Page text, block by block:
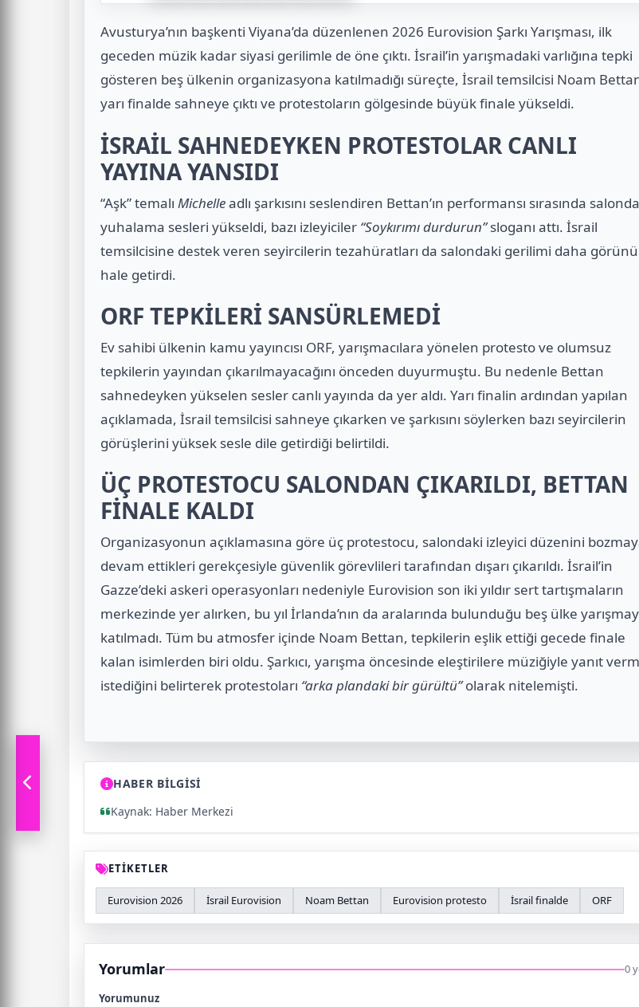
Avusturya’nın başkenti Viyana’da düzenlenen 2026 Eurovision Şarkı Yarışması, ilk
geceden müzik kadar siyasi gerilimle de öne çıktı. İsrail’in yarışmadaki varlığına tepki
gösteren beş ülkenin organizasyona katılmadığı süreçte, İsrail temsilcisi Noam
yarı finalde sahneye çıktı ve protestoların gölgesinde büyük finale yükseldi.
İSRAİL SAHNEDEYKEN PROTESTOLAR CANLI
YAYINA YANSIDI
“Aşk” temalı Michelleadlı şarkısını seslendiren Bettan’ın performansı sırasında
yuhalama sesleri yükseldi, bazı izleyiciler “Soykırımı durdurun”sloganı attı. İsrail
temsilcisine destek veren seyircilerin tezahüratları da salondaki gerilimi daha
hale getirdi.
ORF TEPKİLERİ SANSÜRLEMEDİ
Ev sahibi ülkenin kamu yayıncısı ORF, yarışmacılara yönelen protesto ve olumsuz
tepkilerin yayından çıkarılmayacağını önceden duyurmuştu. Bu nedenle Bettan
sahnedeyken yükselen sesler canlı yayında da yer aldı. Yarı finalin ardından yapılan
açıklamada, İsrail temsilcisi sahneye çıkarken ve şarkısını söylerken bazı seyircilerin
görüşlerini yüksek sesle dile getirdiği belirtildi.
ÜÇ PROTESTOCU SALONDAN ÇIKARILDI, BETTAN
FİNALE KALDI
Organizasyonun açıklamasına göre üç protestocu, salondaki izleyici düzenini
devam ettikleri gerekçesiyle güvenlik görevlileri tarafından dışarı çıkarıldı. İsrail’in
Gazze’deki askeri operasyonları nedeniyle Eurovision son iki yıldır sert tartışmaların
merkezinde yer alırken, bu yıl İrlanda’nın da aralarında bulunduğu beş ülke
katılmadı. Tüm bu atmosfer içinde Noam Bettan, tepkilerin eşlik ettiği gecede finale
kalan isimlerden biri oldu. Şarkıcı, yarışma öncesinde eleştirilere müziğiyle yanıt
istediğini belirterek protestoları “arka plandaki bir gürültü”olarak nitelemişti.
HABER BİLGİSİ
Kaynak: Haber Merkezi
ETİKETLER
Eurovision 2026 İsrail Eurovision Noam Bettan Eurovision protesto İsrail finalde ORF
Yorumlar 0
Yorumunuz